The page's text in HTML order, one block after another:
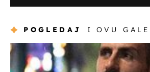
POGLEDAJ I OVU